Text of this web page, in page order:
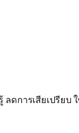
ดการเสียเปรียบ